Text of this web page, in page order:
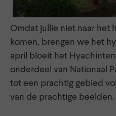
Omdat jullie niet naar het
komen, brengen we het
april bloeit het
onderdeel van Nationaal
tot een prachtig gebied
van de prachtige beelden.